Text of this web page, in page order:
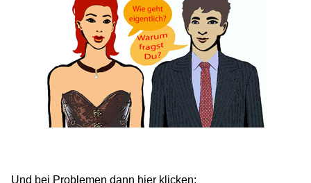
Und bei Problemen dann hier klicken: